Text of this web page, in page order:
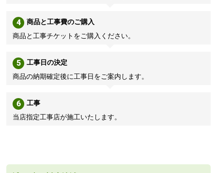
4
商品と工事費のご購入
商品と工事チケットをご購入ください。
5
工事日の決定
商品の納期確定後に工事日をご案内します。
6
工事
当店指定工事店が施工いたします。